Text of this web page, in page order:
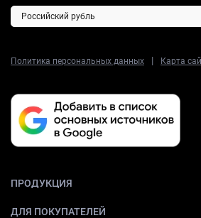
Политика персональных данных | Карта
ПРОДУКЦИЯ
ДЛЯ ПОКУПАТЕЛЕЙ